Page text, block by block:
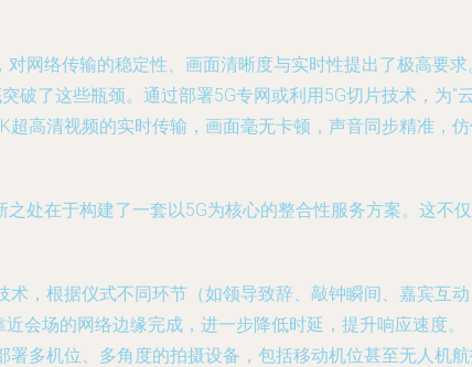
对网络传输的稳定性、画面清晰度与实时性提出了极高要
破了这些瓶颈。通过部署5G专网或利用5G切片技术，为
高清视频的实时传输，画面毫无卡顿，声音同步精准，
之处在于构建了一套以5G为核心的整合性服务方案。这不
术，根据仪式不同环节（如领导致辞、敲钟瞬间、嘉宾互
会场的网络边缘完成，进一步降低时延，提升响应速度。
署多机位、多角度的拍摄设备，包括移动机位甚至无人机